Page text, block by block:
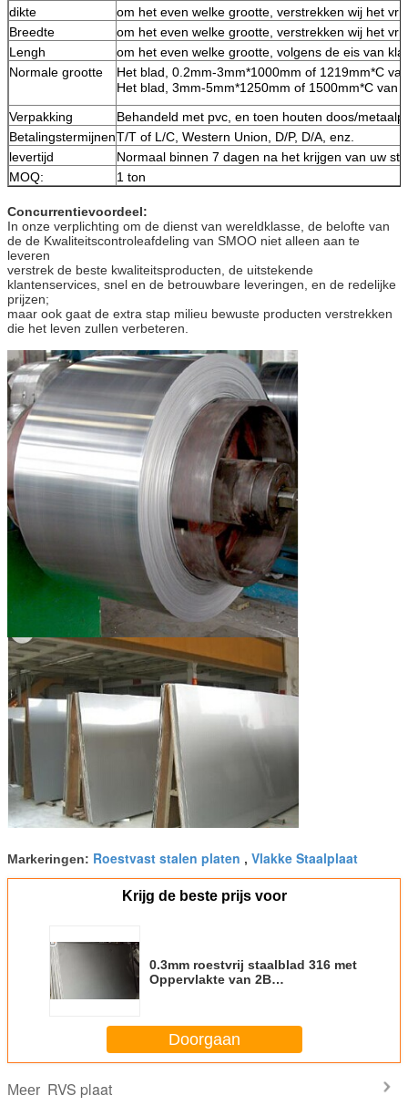
dikte
om het even welke grootte, verstrekken wij het
Breedte
om het even welke grootte, verstrekken wij het
Lengh
om het even welke grootte, volgens de eis van
Normale grootte
Het blad, 0.2mm-3mm*1000mm of 1219mm*C
Het blad, 3mm-5mm*1250mm of 1500mm*C van u
Verpakking
Behandeld met pvc, en toen houten doos/
BetalingstermijnenT/T of L/C, Western Union, D/P, D/A, enz.
levertijd
Normaal binnen 7 dagen na het krijgen van uw
MOQ:
1 ton
Concurrentievoordeel:
In onze verplichting om de dienst van wereldklasse, de belofte van
de de Kwaliteitscontroleafdeling van SMOO niet alleen aan te
leveren
verstrek de beste kwaliteitsproducten, de uitstekende
klantenservices, snel en de betrouwbare leveringen, en de redelijke
prijzen;
maar ook gaat de extra stap milieu bewuste producten verstrekken
die het leven zullen verbeteren.
Markeringen: Roestvast stalen platen , Vlakke Staalplaat
Krijg de beste prijs voor
0.3mm roestvrij staalblad 316 met
Oppervlakte van 2B
Doorgaan
Meer RVS plaat